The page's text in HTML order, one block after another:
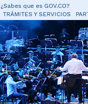
¿Sabes que es GOV.CO?
TRÁMITES Y SERVICIOS